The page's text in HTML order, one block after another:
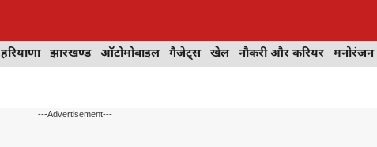
हरियाणा झारखण्ड ऑटोमोबाइल गैजेट्स खेल नौकरी और करियर मनोरंजन
---Advertisement---